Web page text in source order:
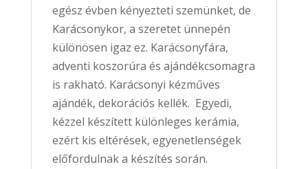
egész évben kényezteti szemünket, de
Karácsonykor, a szeretet ünnepén
különösen igaz ez. Karácsonyfára,
adventi koszorúra és ajándékcsomagra
is rakható. Karácsonyi kézműves
ajándék, dekorációs kellék. Egyedi,
kézzel készített különleges kerámia,
ezért kis eltérések, egyenetlenségek
előfordulnak a készítés során.